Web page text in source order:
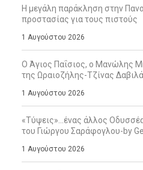
Η μεγάλη παράκληση στην
προστασίας για τους πιστούς
1 Αυγούστου 2026
Ο Άγιος Παΐσιος, ο Μανώλης
της Ωραιοζήλης-Τζίνας Δαβιλά
1 Αυγούστου 2026
«Τύψεις»…ένας άλλος
του Γιώργου Σαράφογλου-by
1 Αυγούστου 2026